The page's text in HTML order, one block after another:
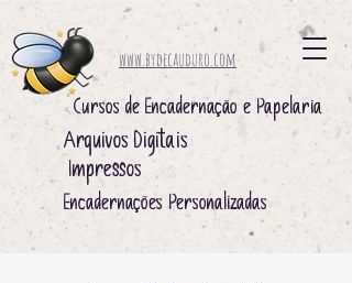
www.bydecauduro.com
Cursos de Encadernação e Papelaria
Arquivos Digitais ​
Impressos ​
Encadernações Personalizadas